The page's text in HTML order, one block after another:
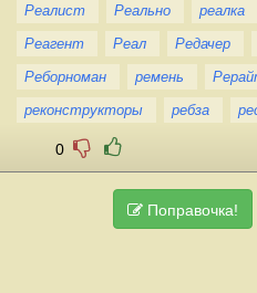
Реалист Реально реалка
Реагент
Реал Редачер
Реборноман
ремень
реконструкторы
ребза
0
Поправочка!